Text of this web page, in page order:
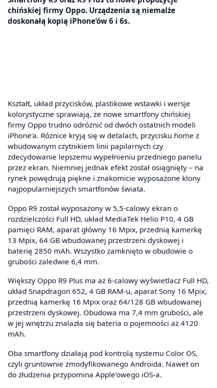
chińskiej firmy Oppo. Urządzenia są niemalże
doskonałą kopią iPhone’ów 6 i 6s.
Kształt, układ przycisków, plastikowe wstawki i wersje
kolorystyczne sprawiają, że nowe smartfony chińskiej
firmy Oppo trudno odróżnić od dwóch ostatnich modeli
iPhone’a. Różnice kryją się w detalach, przycisku home z
wbudowanym czytnikiem linii papilarnych czy
zdecydowanie lepszemu wypełnieniu przedniego panelu
przez ekran. Niemniej jednak efekt został osiągnięty – na
rynek powędrują piękne i znakomicie wyposażone klony
najpopularniejszych smartfonów świata.
Oppo R9 został wyposażony w 5,5-calowy ekran o
rozdzielczości Full HD, układ MediaTek Helio P10, 4 GB
pamięci RAM, aparat główny 16 Mpix, przednią kamerkę
13 Mpix, 64 GB wbudowanej przestrzeni dyskowej i
baterię 2850 mAh. Wszystko zamknięto w obudowie o
grubości zaledwie 6,4 mm.
Większy Oppo R9 Plus ma aż 6-calowy wyświetlacz Full HD,
układ Snapdragon 652, 4 GB RAM-u, aparat Sony 16 Mpix,
przednią kamerkę 16 Mpix oraz 64/128 GB wbudowanej
przestrzeni dyskowej. Obudowa ma 7,4 mm grubości, ale
w jej wnętrzu znalazła się bateria o pojemności aż 4120
mAh.
Oba smartfony działają pod kontrolą systemu Color OS,
czyli gruntownie zmodyfikowanego Androida. Nawet on
do złudzenia przypomina Apple’owego iOS-a.